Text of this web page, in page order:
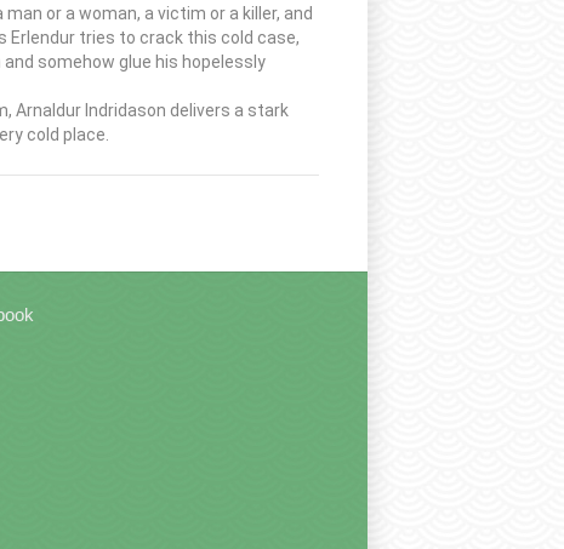
or a woman, a victim or a killer, and
Erlendur tries to crack this cold case,
somehow glue his hopelessly
Arnaldur Indridason delivers a stark
cold place.